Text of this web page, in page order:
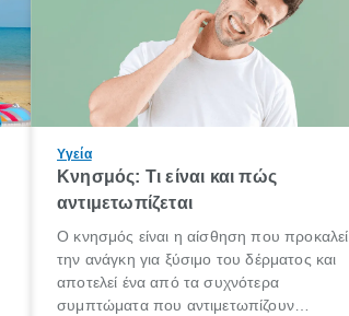
Υγεία
Κνησμός: Τι είναι και πώς
αντιμετωπίζεται
Ο κνησμός είναι η αίσθηση που προκαλεί
την ανάγκη για ξύσιμο του δέρματος και
αποτελεί ένα από τα συχνότερα
συμπτώματα που αντιμετωπίζουν